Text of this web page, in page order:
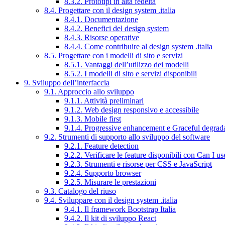
8.4. Progettare con il design system .italia
8.4.1. Documentazione
8.4.2. Benefici del design system
8.4.3. Risorse operative
8.4.4. Come contribuire al design system .italia
8.5. Progettare con i modelli di sito e servizi
8.5.1. Vantaggi dell’utilizzo dei modelli
8.5.2. I modelli di sito e servizi disponibili
9. Sviluppo dell’interfaccia
9.1. Approccio allo sviluppo
9.1.1. Attività preliminari
9.1.2. Web design responsivo e accessibile
9.1.3. Mobile first
9.1.4. Progressive enhancement e Graceful
9.2. Strumenti di supporto allo sviluppo del software
9.2.1. Feature detection
9.2.2. Verificare le feature disponibili con Can I
9.2.3. Strumenti e risorse per CSS e JavaScript
9.2.4. Supporto browser
9.2.5. Misurare le prestazioni
9.3. Catalogo del riuso
9.4. Sviluppare con il design system .italia
9.4.1. Il framework Bootstrap Italia
9.4.2. Il kit di sviluppo React